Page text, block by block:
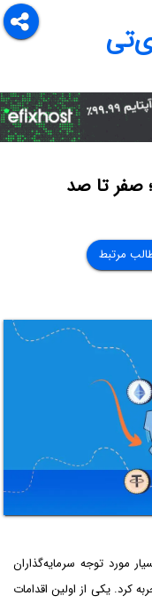
صفر تا صد
مرتبط
مورد توجه سرمایه‌گذاران
کرد. یکی از اولین اقدامات